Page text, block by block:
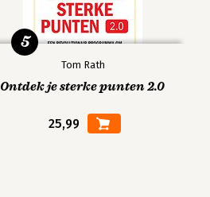
Tom Rath
Ontdek je sterke punten 2.0
25,99
5